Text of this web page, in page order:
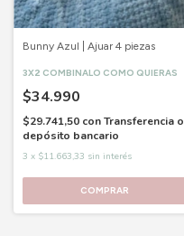
Bunny Azul | Ajuar 4 piezas
3X2 COMBINALO COMO QUIERAS
$34.990
$29.741,50 conTransferencia o
depósito bancario
3 x $11.663,33 sin interés
COMPRAR